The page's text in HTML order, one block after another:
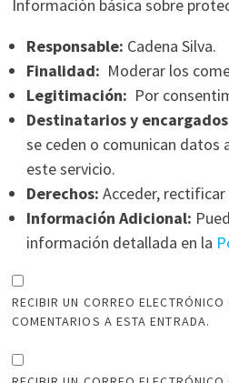
Información básica sobre
Responsable: Cadena Silva.
Finalidad: Moderar los
Legitimación: Por
Destinatarios y
se ceden o comunican datos
este servicio.
Derechos: Acceder,
Información Adicional:
información detallada en la
RECIBIR UN CORREO
COMENTARIOS A ESTA ENTRADA.